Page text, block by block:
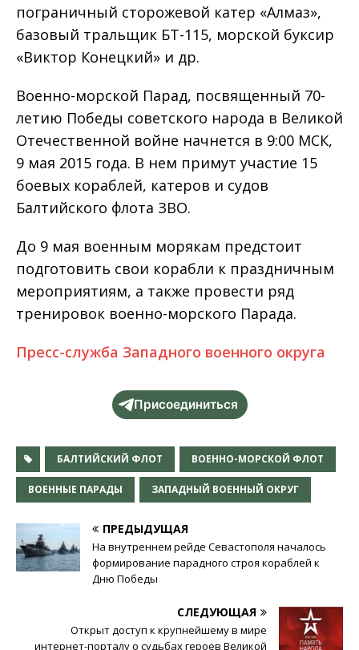
пограничный сторожевой катер «Алмаз»,
базовый тральщик БТ-115, морской буксир
«Виктор Конецкий» и др.
Военно-морской Парад, посвященный 70-
летию Победы советского народа в Великой
Отечественной войне начнется в 9:00 МСК,
9 мая 2015 года. В нем примут участие 15
боевых кораблей, катеров и судов
Балтийского флота ЗВО.
До 9 мая военным морякам предстоит
подготовить свои корабли к праздничным
мероприятиям, а также провести ряд
тренировок военно-морского Парада.
Пресс-служба Западного военного округа
Присоединиться
БАЛТИЙСКИЙ ФЛОТ ВОЕННО-МОРСКОЙ ФЛОТ
ВОЕННЫЕ ПАРАДЫ ЗАПАДНЫЙ ВОЕННЫЙ ОКРУГ
ПРЕДЫДУЩАЯ
На внутреннем рейде Севастополя началось
формирование парадного строя кораблей к
Дню Победы
СЛЕДУЮЩАЯ
Открыт доступ к крупнейшему в мире
интернет-порталу о судьбах героев Великой